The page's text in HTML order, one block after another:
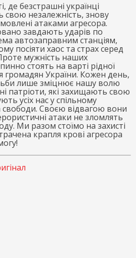
де безстрашні українці
незалежність, знову
атаками агресора.
завдають ударів по
автозаправним станціям,
посіяти хаос та страх серед
мужність наших
стоять на варті рідної
громадян України. Кожен день,
лише зміцнює нашу волю
патріоти, які захищають свою
усіх нас у спільному
свободи. Своєю відвагою вони
атаки не зломлять
Ми разом стоїмо на захисті
крапля крові агресора